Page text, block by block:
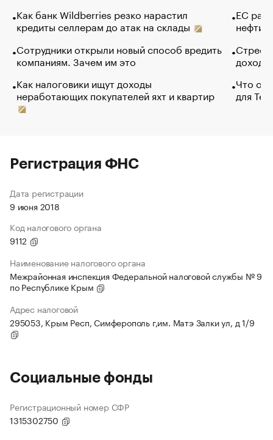
Как банк Wildberries резко нарастил
кредиты селлерам до атак на склады
Сотрудники открыли новый способ вредить
компаниям. Зачем им это
Как налоговики ищут доходы
неработающих покупателей яхт и квартир
ЕС
нефти
Что
для
Регистрация ФНС
Дата регистрации
9 июня 2018
Код налогового органа
9112
Наименование налогового органа
Межрайонная инспекция Федеральной налоговой службы № 9
по Республике Крым
Адрес налоговой
295053, Крым Респ, Симферополь г,им. Матэ Залки ул, д 1/9
Социальные фонды
Регистрационный номер СФР
1315302750